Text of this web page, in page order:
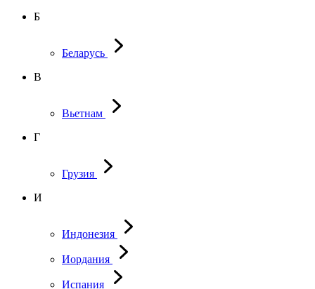
Б
Беларусь
В
Вьетнам
Г
Грузия
И
Индонезия
Иордания
Испания